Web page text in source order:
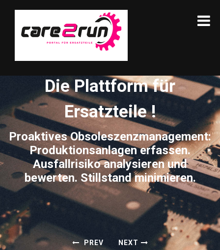
Die Plattform für
Ersatzteile !
Proaktives Obsoleszenzmanagement:
Produktionsanlagen erfassen.
Ausfallrisiko analysieren und
bewerten. Stillstand minimieren.
PREV NEXT